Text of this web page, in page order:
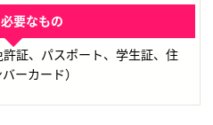
要なもの
証、パスポート、学生証、住
ーカード）